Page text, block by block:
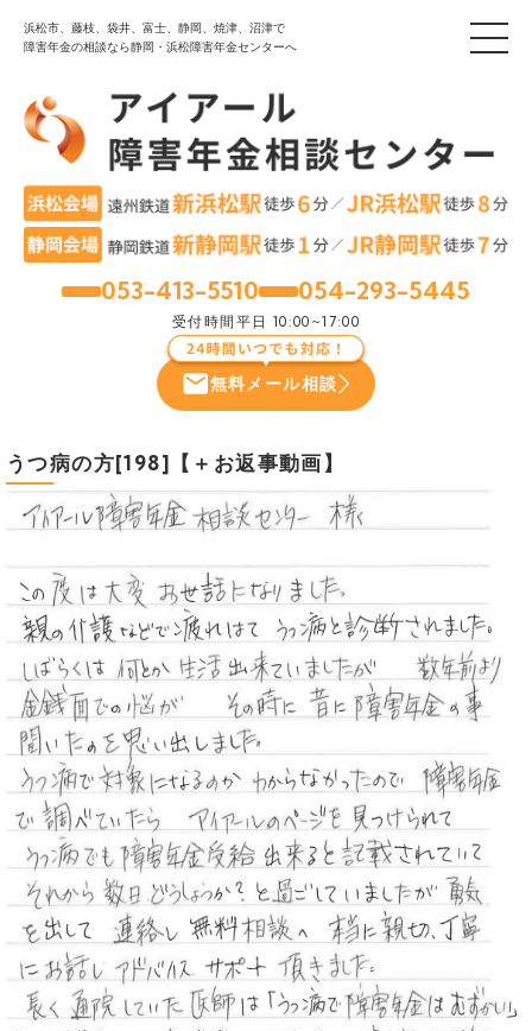
浜松市、藤枝、袋井、富士、静岡、焼津、沼津で
障害年金の相談なら静岡・浜松障害年金センターへ
053-413-5510 054-293-5445
受付時間 平日 10:00~17:00
無料メール相談
うつ病の方[198]【＋お返事動画】